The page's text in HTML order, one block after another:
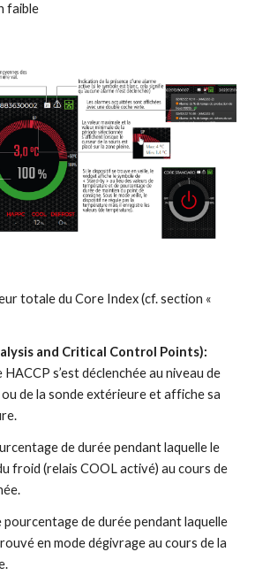
faible
and Critical Control Points):
HACCP s’est déclenchée au niveau de
ou de la sonde extérieure et affiche sa
de durée pendant laquelle le
froid (relais COOL activé) au cours de
pourcentage de durée pendant laquelle
en mode dégivrage au cours de la